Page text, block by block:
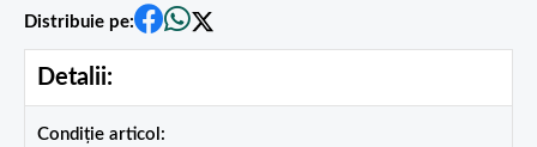
Distribuie pe:
Detalii:
Condiție articol: